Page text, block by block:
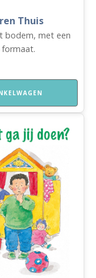
Thuis
bodem, met een
formaat.